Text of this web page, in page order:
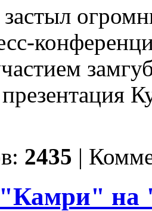
2435 |
"Камри"